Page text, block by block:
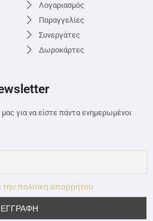
Λογαριασμός
Παραγγελίες
Συνεργάτες
Δωροκάρτες
για να είστε πάντα ενημερωμένοι
την πολιτική απορρήτου